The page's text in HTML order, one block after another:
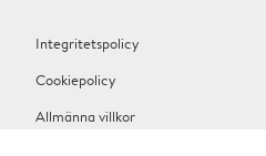
Integritetspolicy
Cookiepolicy
Allmänna villkor